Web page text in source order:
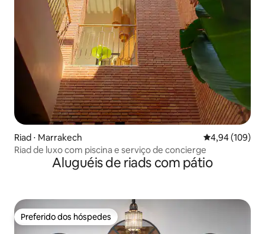
Riad ⋅ Marrakech 4,94 de uma
4,94 (109)
Riad de luxo com piscina e serviço de concierge
Aluguéis de riads com pátio
Preferido dos hóspedes
Preferido dos hóspedes